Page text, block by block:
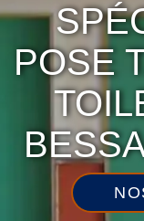
POSE